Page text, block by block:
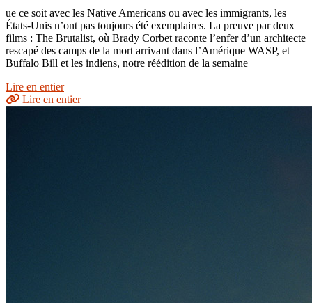
ue ce soit avec les Native Americans ou avec les immigrants, les
États-Unis n’ont pas toujours été exemplaires. La preuve par deux
films : The Brutalist, où Brady Corbet raconte l’enfer d’un architecte
rescapé des camps de la mort arrivant dans l’Amérique WASP, et
Buffalo Bill et les indiens, notre réédition de la semaine
Lire en entier
Lire en entier